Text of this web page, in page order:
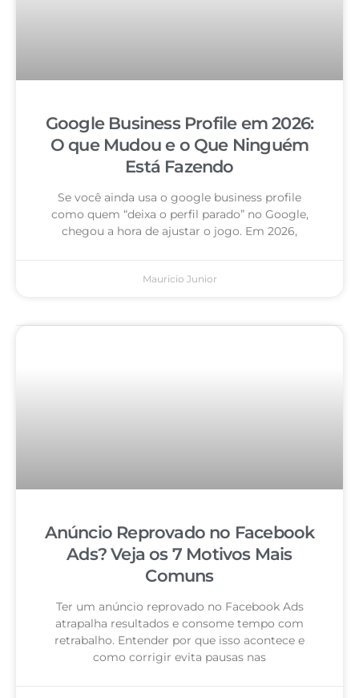
Google Business Profile em 2026:
O que Mudou e o Que Ninguém
Está Fazendo
Se você ainda usa o google business profile
como quem “deixa o perfil parado” no Google,
chegou a hora de ajustar o jogo. Em 2026,
Mauricio Junior
Anúncio Reprovado no Facebook
Ads? Veja os 7 Motivos Mais
Comuns
Ter um anúncio reprovado no Facebook Ads
atrapalha resultados e consome tempo com
retrabalho. Entender por que isso acontece e
como corrigir evita pausas nas